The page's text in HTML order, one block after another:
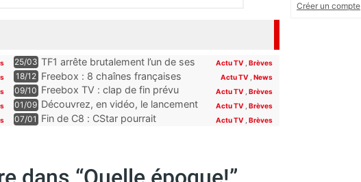
25/03 TF1 arrête brutalement l’un de ses
programmes phares, les abonnés
Freebox, Livebox, Bbox et Box de
SFR découvriront son remplaçant
à la rentrée
Actu TV
Brèves
18/12 Freebox : 8 chaînes françaises
seront offertes sur la Freebox dès
la fin du mois
Actu TV ,News
09/10 Freebox TV : clap de fin prévu
pour plusieurs chaînes Paramount
incluses pour les abonnés Free
Actu TV ,Brèves
01/09 Découvrez, en vidéo, le lancement
de Novo19, la nouvelle chaîne qui
Actu TV ,Brèves
07/01 Fin de C8 : CStar pourrait
Actu TV ,Brèves
Créer un compte